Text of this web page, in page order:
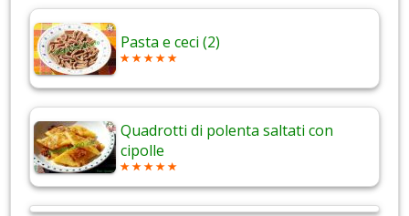
Pasta e ceci (2)
Quadrotti di polenta saltati con
cipolle